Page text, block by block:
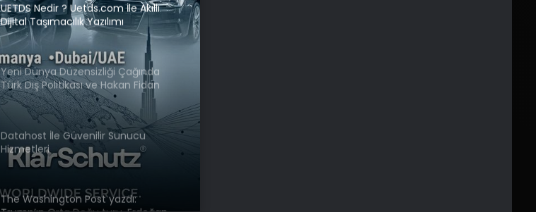
UETDS Nedir ? Uetds.com İle Akıllı
Dijital Taşımacılık Yazılımı
Yeni Dünya Düzensizliği Çağında
Türk Dış Politikası ve Hakan Fidan
Faktörü
Datahost İle Güvenilir Sunucu
Hizmetleri
The Washington Post yazdı: